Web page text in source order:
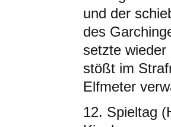
und der
des
setzte
stößt im
Elfmeter
12. Spieltag